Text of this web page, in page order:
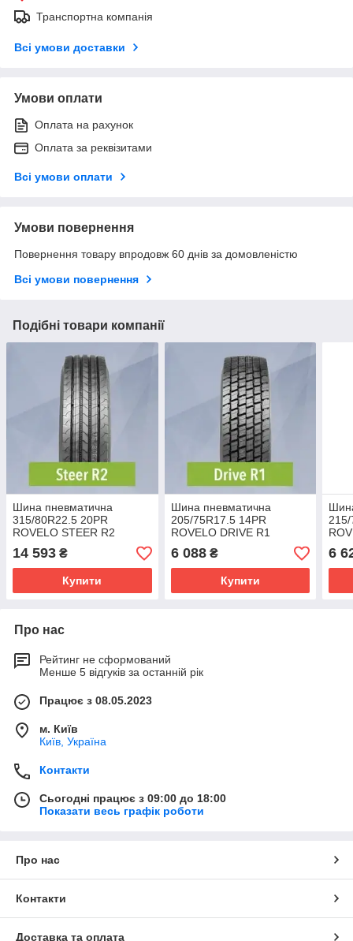
Транспортна компанія
Всі умови доставки
Умови оплати
Оплата на рахунок
Оплата за реквізитами
Всі умови оплати
Умови повернення
Повернення товару впродовж 60 днів за домовленістю
Всі умови повернення
Подібні товари компанії
Шина пневматична
315/80R22.5 20PR
ROVELO STEER R2
156L/153L M+S 3PMSF TL
14 593 ₴
Купити
Шина пневматична
205/75R17.5 14PR
ROVELO DRIVE R1
124L/122L M+S 3PMSF TL
6 088₴
Купити
215/
6
Про нас
Рейтинг не сформований
Менше 5 відгуків за останній рік
Працює з 08.05.2023
м. Київ
Київ, Україна
Контакти
Сьогодні працює з 09:00 до 18:00
Показати весь графік роботи
Про нас
Контакти
Доставка та оплата